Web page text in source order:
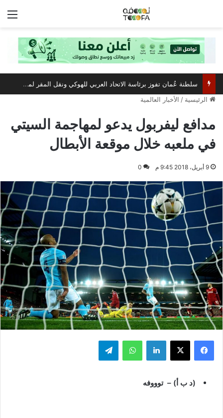
سلطنة عُمان تفوز برئاسة الاتحاد العربي للهوكي ونقل المقر لمسقط
الرئيسية / الأخبار العالمية
مدافع ليفربول يدعو لمهاجمة السيتي
في ملعبه خلال موقعة الأبطال
9 أبريل، 2018 9:45 م 0
فيسبوك ‫X لينكدإن واتساب تيلقرام
(د ب أ) – توووفه